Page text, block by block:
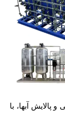
پالایش آبها، با